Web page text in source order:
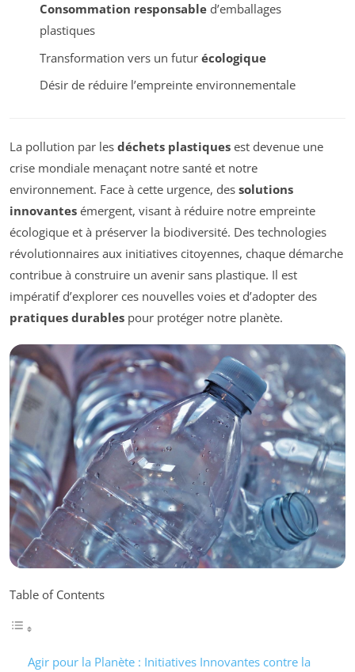
Consommation responsabled’emballages
plastiques
Transformation vers un futur écologique
Désir de réduire l’empreinte environnementale
La pollution par les déchets plastiques est devenue une
crise mondiale menaçant notre santé et notre
environnement. Face à cette urgence, des solutions
innovantes émergent, visant à réduire notre empreinte
écologique et à préserver la biodiversité. Des technologies
révolutionnaires aux initiatives citoyennes, chaque démarche
contribue à construire un avenir sans plastique. Il est
impératif d’explorer ces nouvelles voies et d’adopter des
pratiques durables pour protéger notre planète.
Table of Contents
Agir pour la Planète : Initiatives Innovantes contre la